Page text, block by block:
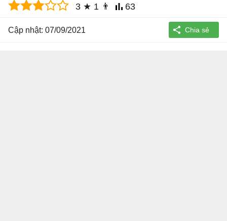
3 ★ 1 👨 63
Cập nhật: 07/09/2021